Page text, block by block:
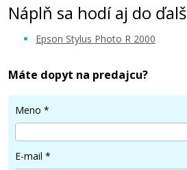
6,90 €
Náplň sa hodí aj do
Epson Stylus Photo R 2000
Máte dopyt na predajcu?
Meno *
E-mail *